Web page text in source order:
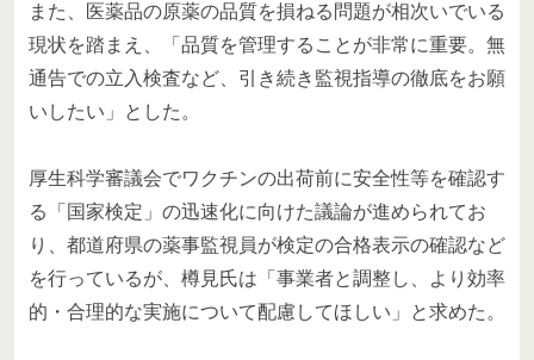
また、医薬品の原薬の品質を損ねる問題が相次いでいる
現状を踏まえ、「品質を管理することが非常に重要。無
通告での立入検査など、引き続き監視指導の徹底をお願
いしたい」とした。
厚生科学審議会でワクチンの出荷前に安全性等を確認す
る「国家検定」の迅速化に向けた議論が進められてお
り、都道府県の薬事監視員が検定の合格表示の確認など
を行っているが、樽見氏は「事業者と調整し、より効率
的・合理的な実施について配慮してほしい」と求めた。